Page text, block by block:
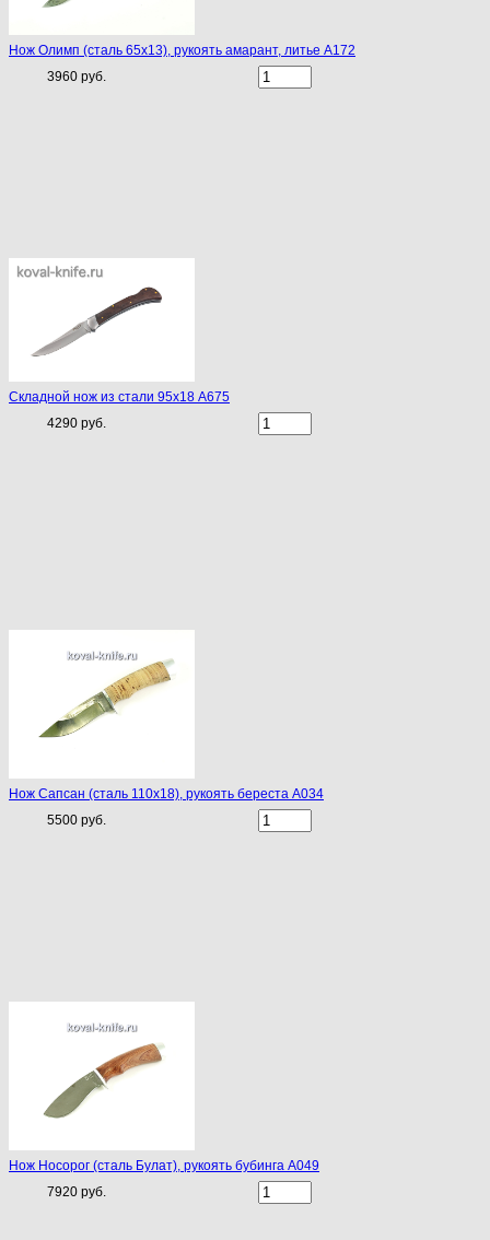
Нож Олимп (сталь 65х13), рукоять амарант, литье A172
3960 руб.
Складной нож из стали 95х18 А675
4290 руб.
Нож Сапсан (сталь 110х18), рукоять береста A034
5500 руб.
Нож Носорог (сталь Булат), рукоять бубинга A049
7920 руб.